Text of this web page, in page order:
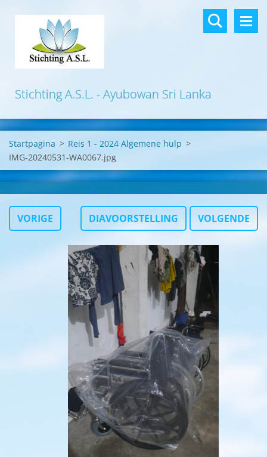
Stichting A.S.L. - Ayubowan Sri Lanka
Startpagina > Reis 1 - 2024 Algemene hulp >
IMG-20240531-WA0067.jpg
VORIGE DIAVOORSTELLING VOLGENDE